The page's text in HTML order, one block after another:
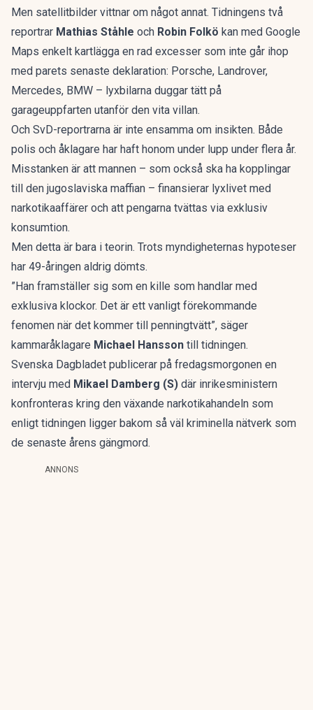
Men satellitbilder vittnar om något annat. Tidningens två
reportrar Mathias Ståhle och Robin Folkö kan med Google
Maps enkelt kartlägga en rad excesser som inte går ihop
med parets senaste deklaration: Porsche, Landrover,
Mercedes, BMW – lyxbilarna duggar tätt på
garageuppfarten utanför den vita villan.
Och SvD-reportrarna är inte ensamma om insikten. Både
polis och åklagare har haft honom under lupp under flera år.
Misstanken är att mannen – som också ska ha kopplingar
till den jugoslaviska maffian – finansierar lyxlivet med
narkotikaaffärer och att pengarna tvättas via exklusiv
konsumtion.
Men detta är bara i teorin. Trots myndigheternas hypoteser
har 49-åringen aldrig dömts.
”Han framställer sig som en kille som handlar med
exklusiva klockor. Det är ett vanligt förekommande
fenomen när det kommer till penningtvätt”, säger
kammaråklagare Michael Hansson till tidningen.
Svenska Dagbladet publicerar på fredagsmorgonen en
intervju med Mikael Damberg (S) där inrikesministern
konfronteras kring den växande narkotikahandeln som
enligt tidningen ligger bakom så väl kriminella nätverk som
de senaste årens gängmord.
ANNONS